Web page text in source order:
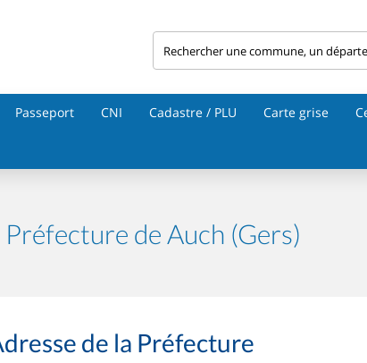
Passeport CNI Cadastre / PLU Carte grise
Préfecture de Auch (Gers)
de la Préfecture